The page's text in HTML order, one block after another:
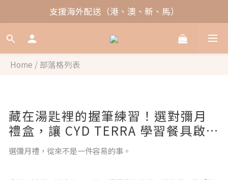
支援海外配送（港、澳、新、馬）
Home / 部落格列表
藏在湯匙裡的握筆練習！選對彌月
禮盒，讓 CYD TERRA 學習餐具啟發
寶寶精細動作發展
選彌月禮，從來不是一件容易的事。